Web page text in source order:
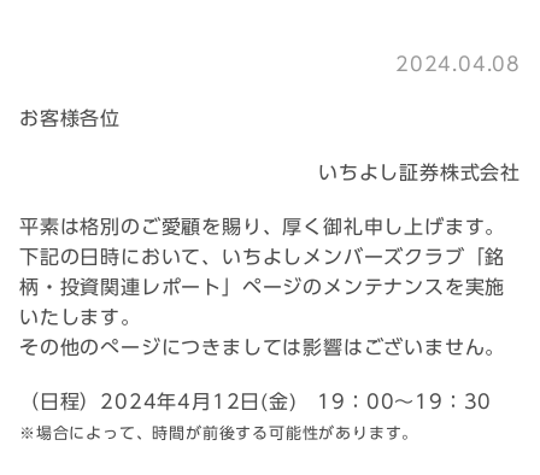
2024.04.08
お客様各位
いちよし証券株式会社
平素は格別のご愛顧を賜り、厚く御礼申し上げます。
下記の日時において、いちよしメンバーズクラブ「銘
柄・投資関連レポート」ページのメンテナンスを実施
いたします。
その他のぺージにつきましては影響はございません。
（日程）2024年4月12日(金) 19：00～19：30
※場合によって、時間が前後する可能性があります。